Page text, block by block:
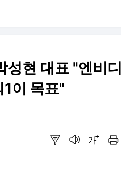
성현 대표 "엔비디
이 목표"